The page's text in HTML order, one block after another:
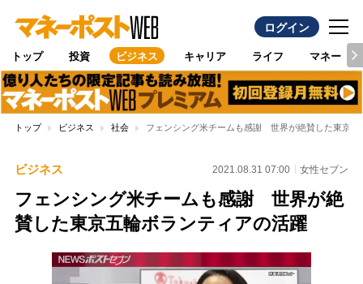
ログイン
トップ 投資 ビジネス キャリア ライフ マネー
トップ ビジネス 社会 フェンシング米チームも感謝 世界が絶賛した東京五
ビジネス 2021.08.31 07:00 女性セブン
フェンシング米チームも感謝 世界が絶
賛した東京五輪ボランティアの活躍